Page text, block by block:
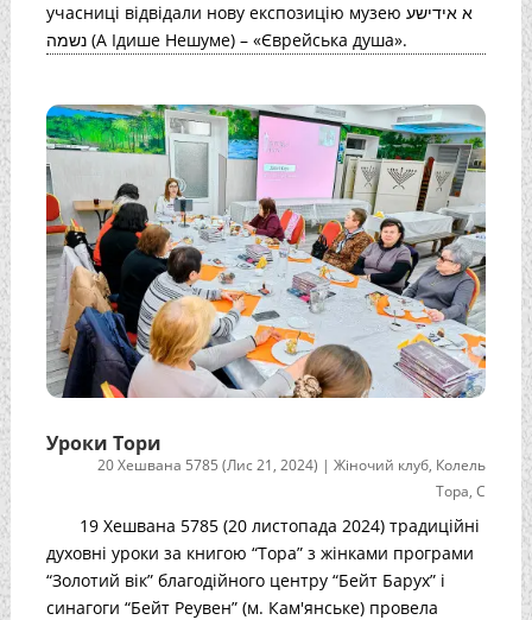
учасниці відвідали нову експозицію музею א אידישע
נשמה (А Ідише Нешуме) – «Єврейська душа».
Уроки Тори
20 Хешвана 5785 (Лис 21, 2024) |Жіночий клуб, Колель
Тора,С
19 Хешвана 5785 (20 листопада 2024) традиційні
духовні уроки за книгою “Тора” з жінками програми
“Золотий вік” благодійного центру “Бейт Барух” і
синагоги “Бейт Реувен” (м. Кам'янське) провела